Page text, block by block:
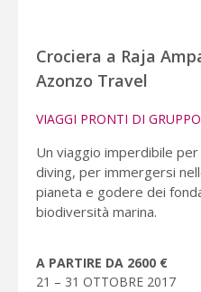
Crociera a Raja
Azonzo Travel
VIAGGI PRONTI DI GRUPPO
Un viaggio imperdibile
diving, per immergersi
pianeta e godere dei
biodiversità marina.
A PARTIRE DA 2600 €
21 – 31 OTTOBRE 2017